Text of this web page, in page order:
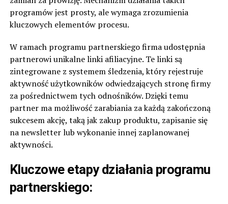
programów jest prosty, ale wymaga zrozumienia
kluczowych elementów procesu.
W ramach programu partnerskiego firma udostępnia
partnerowi unikalne linki afiliacyjne. Te linki są
zintegrowane z systemem śledzenia, który rejestruje
aktywność użytkowników odwiedzających stronę firmy
za pośrednictwem tych odnośników. Dzięki temu
partner ma możliwość zarabiania za każdą zakończoną
sukcesem akcję, taką jak zakup produktu, zapisanie się
na newsletter lub wykonanie innej zaplanowanej
aktywności.
Kluczowe etapy działania programu
partnerskiego: